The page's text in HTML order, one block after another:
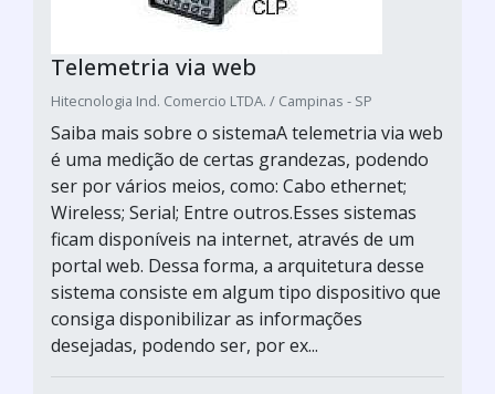
Telemetria via web
Hitecnologia Ind. Comercio LTDA. / Campinas - SP
Saiba mais sobre o sistemaA telemetria via web
é uma medição de certas grandezas, podendo
ser por vários meios, como: Cabo ethernet;
Wireless; Serial; Entre outros.Esses sistemas
ficam disponíveis na internet, através de um
portal web. Dessa forma, a arquitetura desse
sistema consiste em algum tipo dispositivo que
consiga disponibilizar as informações
desejadas, podendo ser, por ex...